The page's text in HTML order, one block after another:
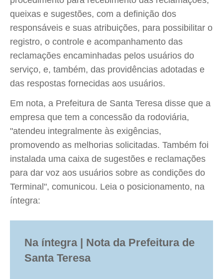
queixas e sugestões, com a definição dos
responsáveis e suas atribuições, para possibilitar o
registro, o controle e acompanhamento das
reclamações encaminhadas pelos usuários do
serviço, e, também, das providências adotadas e
das respostas fornecidas aos usuários.
Em nota, a Prefeitura de Santa Teresa disse que a
empresa que tem a concessão da rodoviária,
"atendeu integralmente às exigências,
promovendo as melhorias solicitadas. Também foi
instalada uma caixa de sugestões e reclamações
para dar voz aos usuários sobre as condições do
Terminal", comunicou. Leia o posicionamento, na
íntegra:
Na íntegra | Nota da Prefeitura de
Santa Teresa